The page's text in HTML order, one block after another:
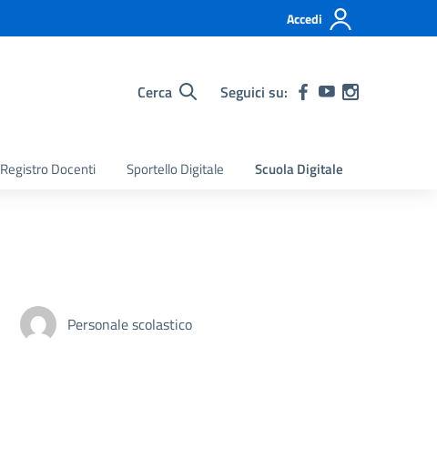
Accedi
Cerca Seguici su:
Registro Docenti Sportello Digitale Scuola Digitale
Personale scolastico